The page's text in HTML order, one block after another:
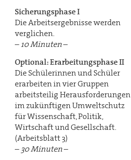
Sicherungsphase I
Die Arbeitsergebnisse werden
verglichen.
–10 Minuten–
Optional: Erarbeitungsphase II
Die Schülerinnen und Schüler
erarbeiten in vier Gruppen
arbeitsteilig Herausforderungen
im zukünftigen Umweltschutz
für Wissenschaft, Politik,
Wirtschaft und Gesellschaft.
(Arbeitsblatt 3)
– 30 Minuten–